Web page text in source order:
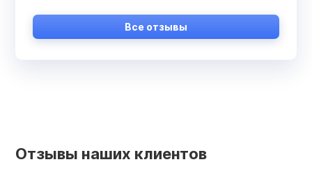
Все отзывы
Отзывы наших клиентов